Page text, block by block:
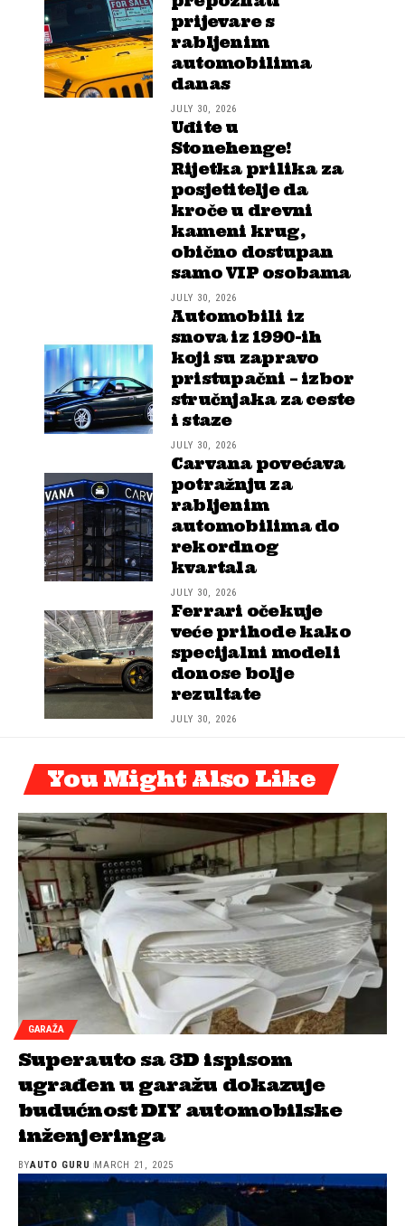
prijevare s
rabljenim
automobilima
danas
JULY 30, 2026
Uđite u
Stonehenge!
Rijetka prilika za
posjetitelje da
kroče u drevni
kameni krug,
obično dostupan
samo VIP osobama
JULY 30, 2026
Automobili iz
snova iz 1990-ih
koji su zapravo
pristupačni – izbor
stručnjaka za ceste
i staze
JULY 30, 2026
Carvana povećava
potražnju za
rabljenim
automobilima do
rekordnog
kvartala
JULY 30, 2026
Ferrari očekuje
veće prihode kako
specijalni modeli
donose bolje
rezultate
JULY 30, 2026
You Might Also Like
GARAŽA
Superauto sa 3D ispisom
ugrađen u garažu dokazuje
budućnost DIY automobilske
inženjeringa
BYAUTO GURU MARCH 21, 2025